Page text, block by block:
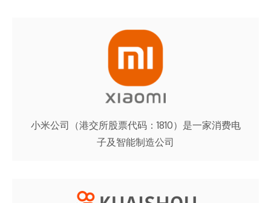
小米公司（港交所股票代码：1810）是一家消费电
子及智能制造公司